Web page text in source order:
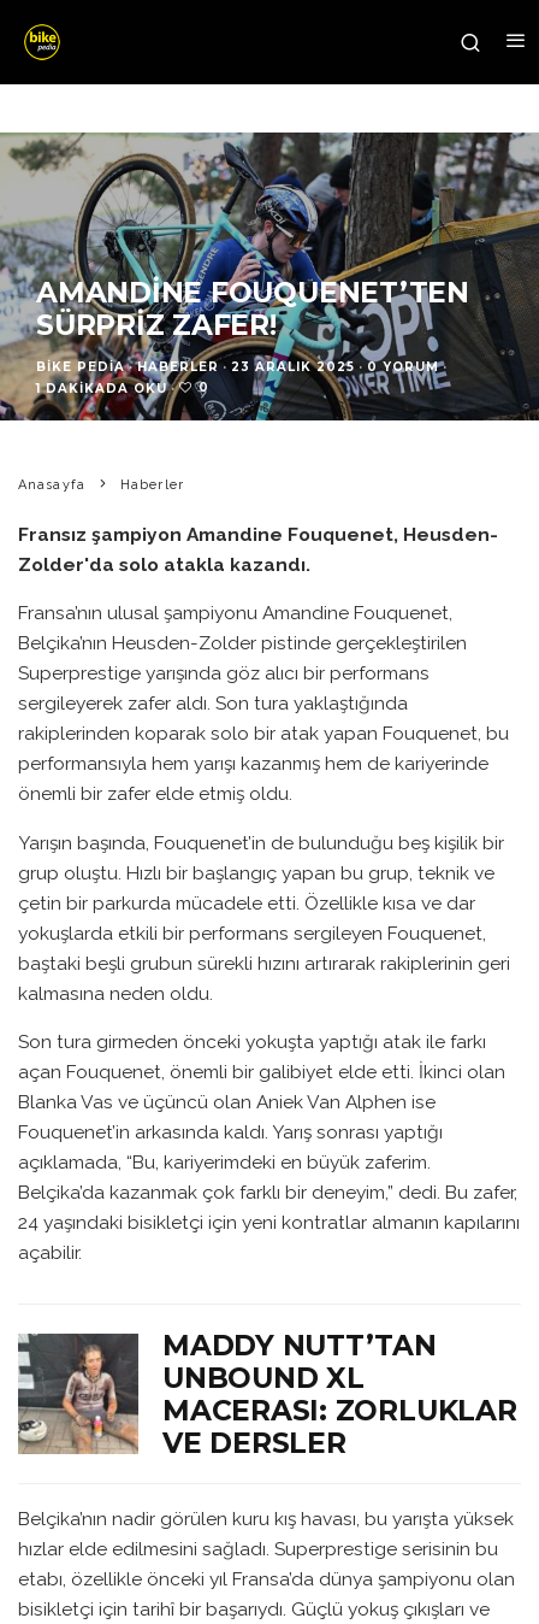
AMANDINE FOUQUENET’TEN
SÜRPRIZ ZAFER!
BIKE PEDIA · HABERLER · 23 ARALIK 2025 · 0 YORUM ·
1 DAKIKADA OKU · 0
Anasayfa Haberler
Fransız şampiyon Amandine Fouquenet, Heusden-
Zolder'da solo atakla kazandı.
Fransa’nın ulusal şampiyonu Amandine Fouquenet,
Belçika’nın Heusden-Zolder pistinde gerçekleştirilen
Superprestige yarışında göz alıcı bir performans
sergileyerek zafer aldı. Son tura yaklaştığında
rakiplerinden koparak solo bir atak yapan Fouquenet, bu
performansıyla hem yarışı kazanmış hem de kariyerinde
önemli bir zafer elde etmiş oldu.
Yarışın başında, Fouquenet’in de bulunduğu beş kişilik bir
grup oluştu. Hızlı bir başlangıç yapan bu grup, teknik ve
çetin bir parkurda mücadele etti. Özellikle kısa ve dar
yokuşlarda etkili bir performans sergileyen Fouquenet,
baştaki beşli grubun sürekli hızını artırarak rakiplerinin geri
kalmasına neden oldu.
Son tura girmeden önceki yokuşta yaptığı atak ile farkı
açan Fouquenet, önemli bir galibiyet elde etti. İkinci olan
Blanka Vas ve üçüncü olan Aniek Van Alphen ise
Fouquenet’in arkasında kaldı. Yarış sonrası yaptığı
açıklamada, “Bu, kariyerimdeki en büyük zaferim.
Belçika’da kazanmak çok farklı bir deneyim,” dedi. Bu zafer,
24 yaşındaki bisikletçi için yeni kontratlar almanın kapılarını
açabilir.
MADDY NUTT’TAN
UNBOUND XL
MACERASI: ZORLUKLAR
VE DERSLER
Belçika’nın nadir görülen kuru kış havası, bu yarışta yüksek
hızlar elde edilmesini sağladı. Superprestige serisinin bu
etabı, özellikle önceki yıl Fransa’da dünya şampiyonu olan
bisikletçi için tarihî bir başarıydı. Güçlü yokuş çıkışları ve